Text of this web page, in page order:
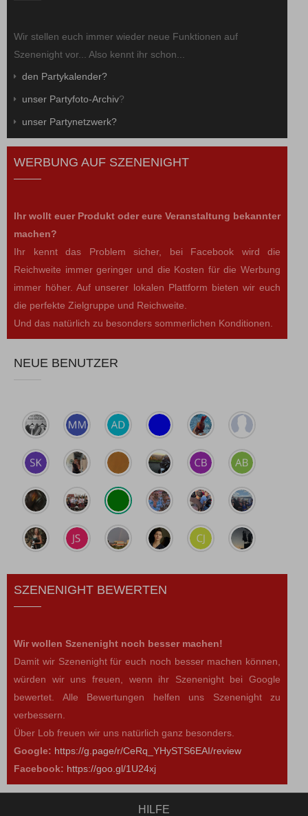
Wir stellen euch immer wieder neue Funktionen auf
Szenenight vor... Also kennt ihr schon...
den Partykalender?
unser Partyfoto-Archiv?
unser Partynetzwerk?
WERBUNG AUF SZENENIGHT
Ihr wollt euer Produkt oder eure Veranstaltung bekannter
machen?
Ihr kennt das Problem sicher, bei Facebook wird die
Reichweite immer geringer und die Kosten für die Werbung
immer höher. Auf unserer lokalen Plattform bieten wir euch
die perfekte Zielgruppe und Reichweite.
Und das natürlich zu besonders sommerlichen Konditionen.
NEUE BENUTZER
SZENENIGHT BEWERTEN
Wir wollen Szenenight noch besser machen!
Damit wir Szenenight für euch noch besser machen können,
würden wir uns freuen, wenn ihr Szenenight bei Google
bewertet. Alle Bewertungen helfen uns Szenenight zu
verbessern.
Über Lob freuen wir uns natürlich ganz besonders.
Google: https://g.page/r/CeRq_YHySTS6EAI/review
Facebook: https://goo.gl/1U24xj
HILFE